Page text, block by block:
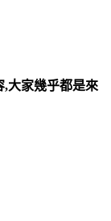
,大家幾乎都是來